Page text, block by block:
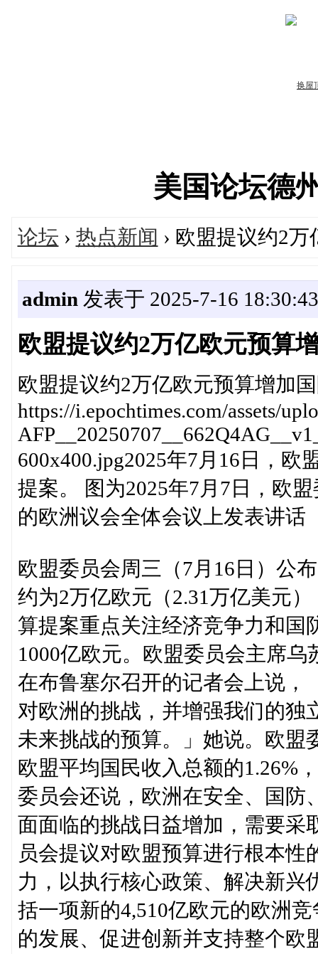
美国论坛德
论坛 › 热点新闻 › 欧盟提议约2
admin 发表于 2025-7-16 18:30:43
欧盟提议约2万亿欧元预算
欧盟提议约2万亿欧元预算增加
https://i.epochtimes.com/assets/
600x400.jpg2025年7月16日，
提案。 图为2025年7月7日，欧
的欧洲议会全体会议上发表讲话
欧盟委员会周三（7月16日）公
约为2万亿欧元（2.31万亿美元
算提案重点关注经济竞争力和国
1000亿欧元。欧盟委员会主席乌
在布鲁塞尔召开的记者会上说，
对欧洲的挑战，并增强我们的独
未来挑战的预算。」她说。欧盟
欧盟平均国民收入总额的1.26%
委员会还说，欧洲在安全、国防
面面临的挑战日益增加，需要采
员会提议对欧盟预算进行根本
力，以执行核心政策、解决新兴
括一项新的4,510亿欧元的欧洲
的发展、促进创新并支持整个欧